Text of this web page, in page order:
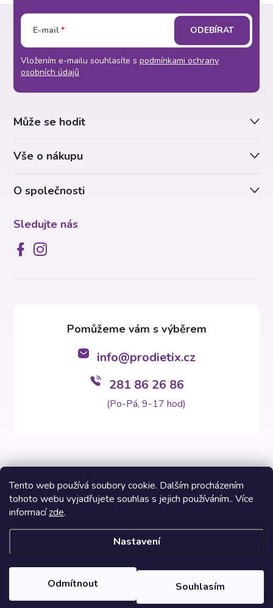
Tento web používá soubory cookie. Dalším procházením
tohoto webu vyjadřujete souhlas s jejich používáním.. Více
informacízde.
Nastavení
Odmítnout Souhlasím
E-mail
Vložením e-mailu souhlasíte s podmínkami ochrany
osobních údajů
ODEBÍRAT
O společnosti
Sledujte nás
Může se hodit
Vše o nákupu
info@prodietix.cz
281 86 26 86
(Po-Pá, 9-17 hod)
Vytvořil Shoptet Premium
Copyright 2026 Prodietix e-shop . Všechna práva vyhrazena.
odborný lékařský posudek. Výsledky Prodietix diety se mohou lišit
a jsou závislé na individuálních dispozicích zákazníků. Fotografie
dietních programů a fází jsou inspirativní vzhledem k možnosti si
svépomocí sestavit skladbu potravin v balíčku.